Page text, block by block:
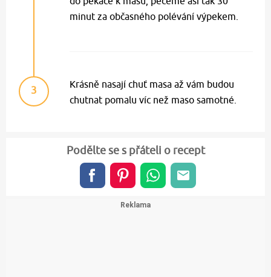
minut za občasného polévání výpekem.
3
Krásně nasají chuť masa až vám budou
chutnat pomalu víc než maso samotné.
Podělte se s přáteli o recept